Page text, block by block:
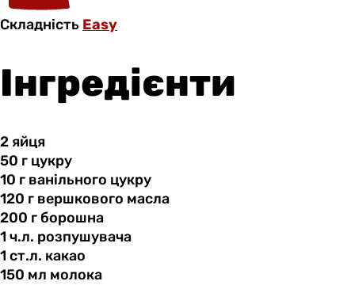
Складність Easy
Інгредієнти
2 яйця
50 г цукру
10 г ванільного цукру
120 г вершкового масла
200 г борошна
1 ч.л. розпушувача
1 ст.л. какао
150 мл молока